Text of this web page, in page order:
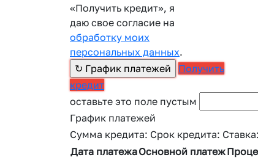
«Получить кредит», я
даю свое согласие на
обработку моих
персональных данных.
Получить
кредит
оставьте это поле пустым
График платежей
Сумма кредита: Срок кредита: Ставка:
Дата платежаОсновной платеж